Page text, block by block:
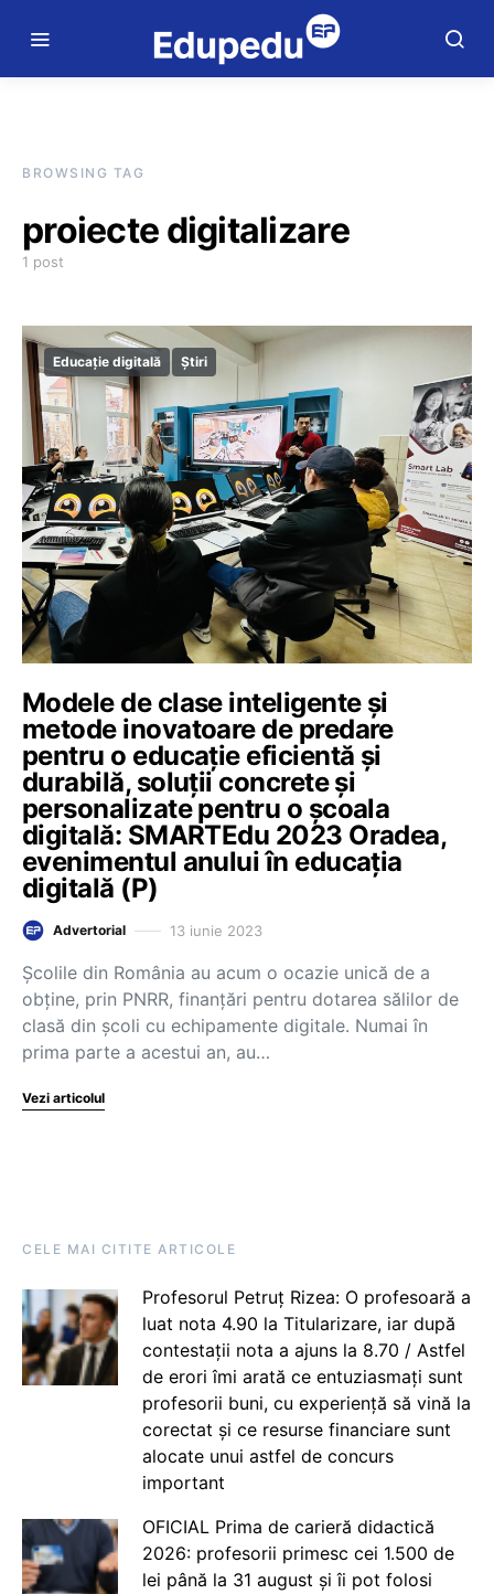
BROWSING TAG
proiecte digitalizare
1 post
Educație digitală Știri
Modele de clase inteligente și
metode inovatoare de predare
pentru o educație eficientă și
durabilă, soluții concrete și
personalizate pentru o școala
digitală: SMARTEdu 2023 Oradea,
evenimentul anului în educația
digitală (P)
Advertorial 13 iunie 2023
Școlile din România au acum o ocazie unică de a
obține, prin PNRR, finanțări pentru dotarea sălilor de
clasă din școli cu echipamente digitale. Numai în
prima parte a acestui an, au…
Vezi articolul
CELE MAI CITITE ARTICOLE
Profesorul Petruț Rizea: O profesoară a
luat nota 4.90 la Titularizare, iar după
contestații nota a ajuns la 8.70 / Astfel
de erori îmi arată ce entuziasmați sunt
profesorii buni, cu experiență să vină la
corectat și ce resurse financiare sunt
alocate unui astfel de concurs
important
OFICIAL Prima de carieră didactică
2026: profesorii primesc cei 1.500 de
lei până la 31 august și îi pot folosi